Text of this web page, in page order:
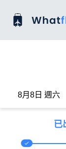
8月8日 週六
已